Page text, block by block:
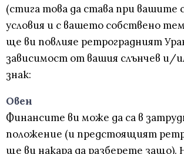
(стига това да става при вашите
условия и с вашето собствено
ще ви повлияе ретроградният
зависимост от вашия слънчев и/
знак:
Овен
Финансите ви може да са в
положение (и предстоящият
ще ви накара да разберете защо).